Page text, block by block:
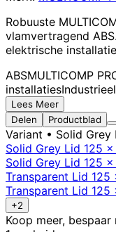
Robuuste
vlamvertragend
elektrische
ABSMULTICOMP
installaties
Lees Meer
Delen
Productblad
Variant • Solid
Solid Grey Lid 125
Solid Grey Lid 125
Transparent Lid
Transparent Lid
+2
Koop meer, bespaar